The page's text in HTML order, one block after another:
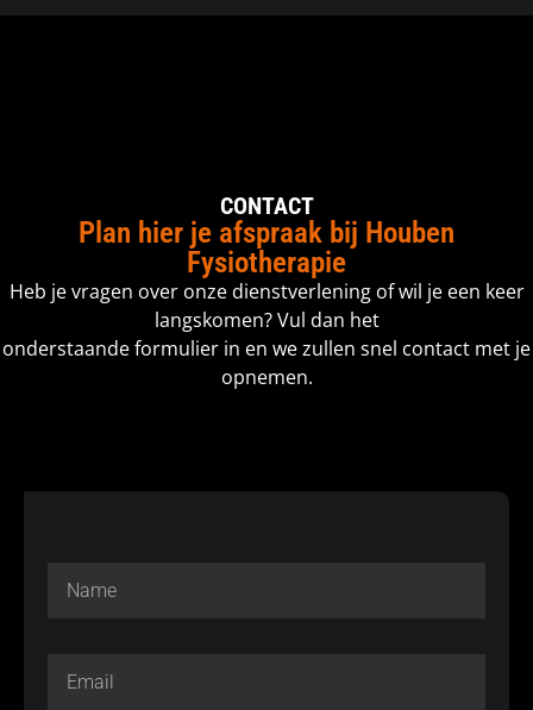
CONTACT
Plan hier je afspraak bij Houben
Fysiotherapie
Heb je vragen over onze dienstverlening of wil je een keer
langskomen? Vul dan het
onderstaande formulier in en we zullen snel contact met je
opnemen.